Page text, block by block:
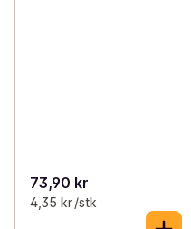
73,90 kr
4,35 kr /stk